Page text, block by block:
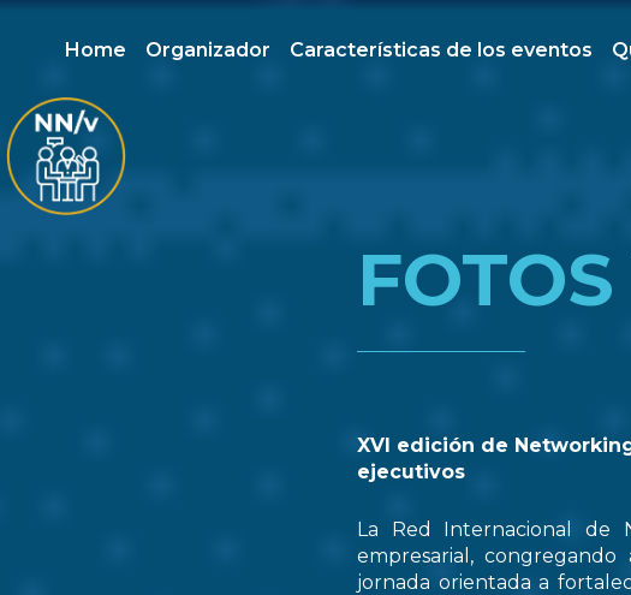
Home Organizador Características de los eventos
XVI edición de
ejecutivos
La Red Internacional de
empresarial,
jornada orientada a